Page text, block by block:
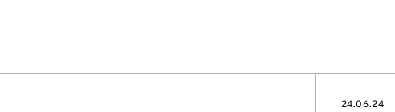
DATE
24.06.24